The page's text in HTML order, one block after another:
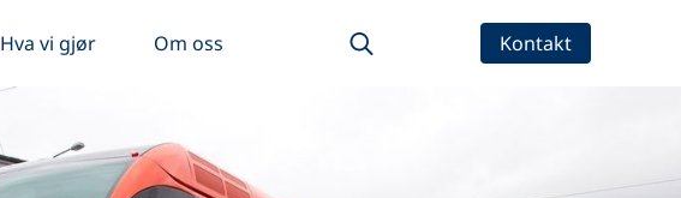
Hva vi gjør Om oss Kontakt